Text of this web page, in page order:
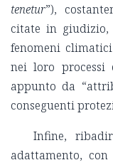
tenetur”),
citate in
fenomeni
nei loro processi
appunto da
conseguenti
Infine,
adattamento,